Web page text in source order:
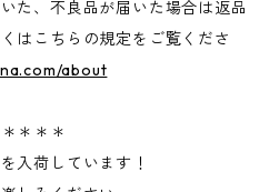
た、不良品が届いた場合は返品
はこちらの規定をご覧くださ
about
＊＊＊
入荷しています！